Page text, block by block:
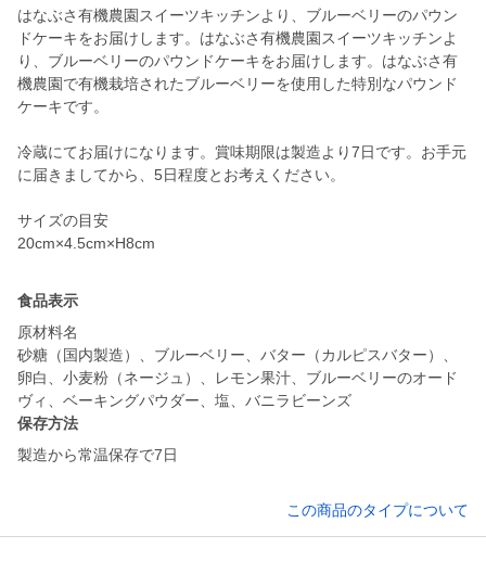
はなぶさ有機農園スイーツキッチンより、ブルーベリーのパウン
ドケーキをお届けします。はなぶさ有機農園スイーツキッチンよ
り、ブルーベリーのパウンドケーキをお届けします。はなぶさ有
機農園で有機栽培されたブルーベリーを使用した特別なパウンド
ケーキです。
冷蔵にてお届けになります。賞味期限は製造より7日です。お手元
に届きましてから、5日程度とお考えください。
サイズの目安
20cm×4.5cm×H8cm
食品表示
原材料名
砂糖（国内製造）、ブルーベリー、バター（カルピスバター）、
卵白、小麦粉（ネージュ）、レモン果汁、ブルーベリーのオード
ヴィ、ベーキングパウダー、塩、バニラビーンズ
保存方法
製造から常温保存で7日
この商品のタイプについて